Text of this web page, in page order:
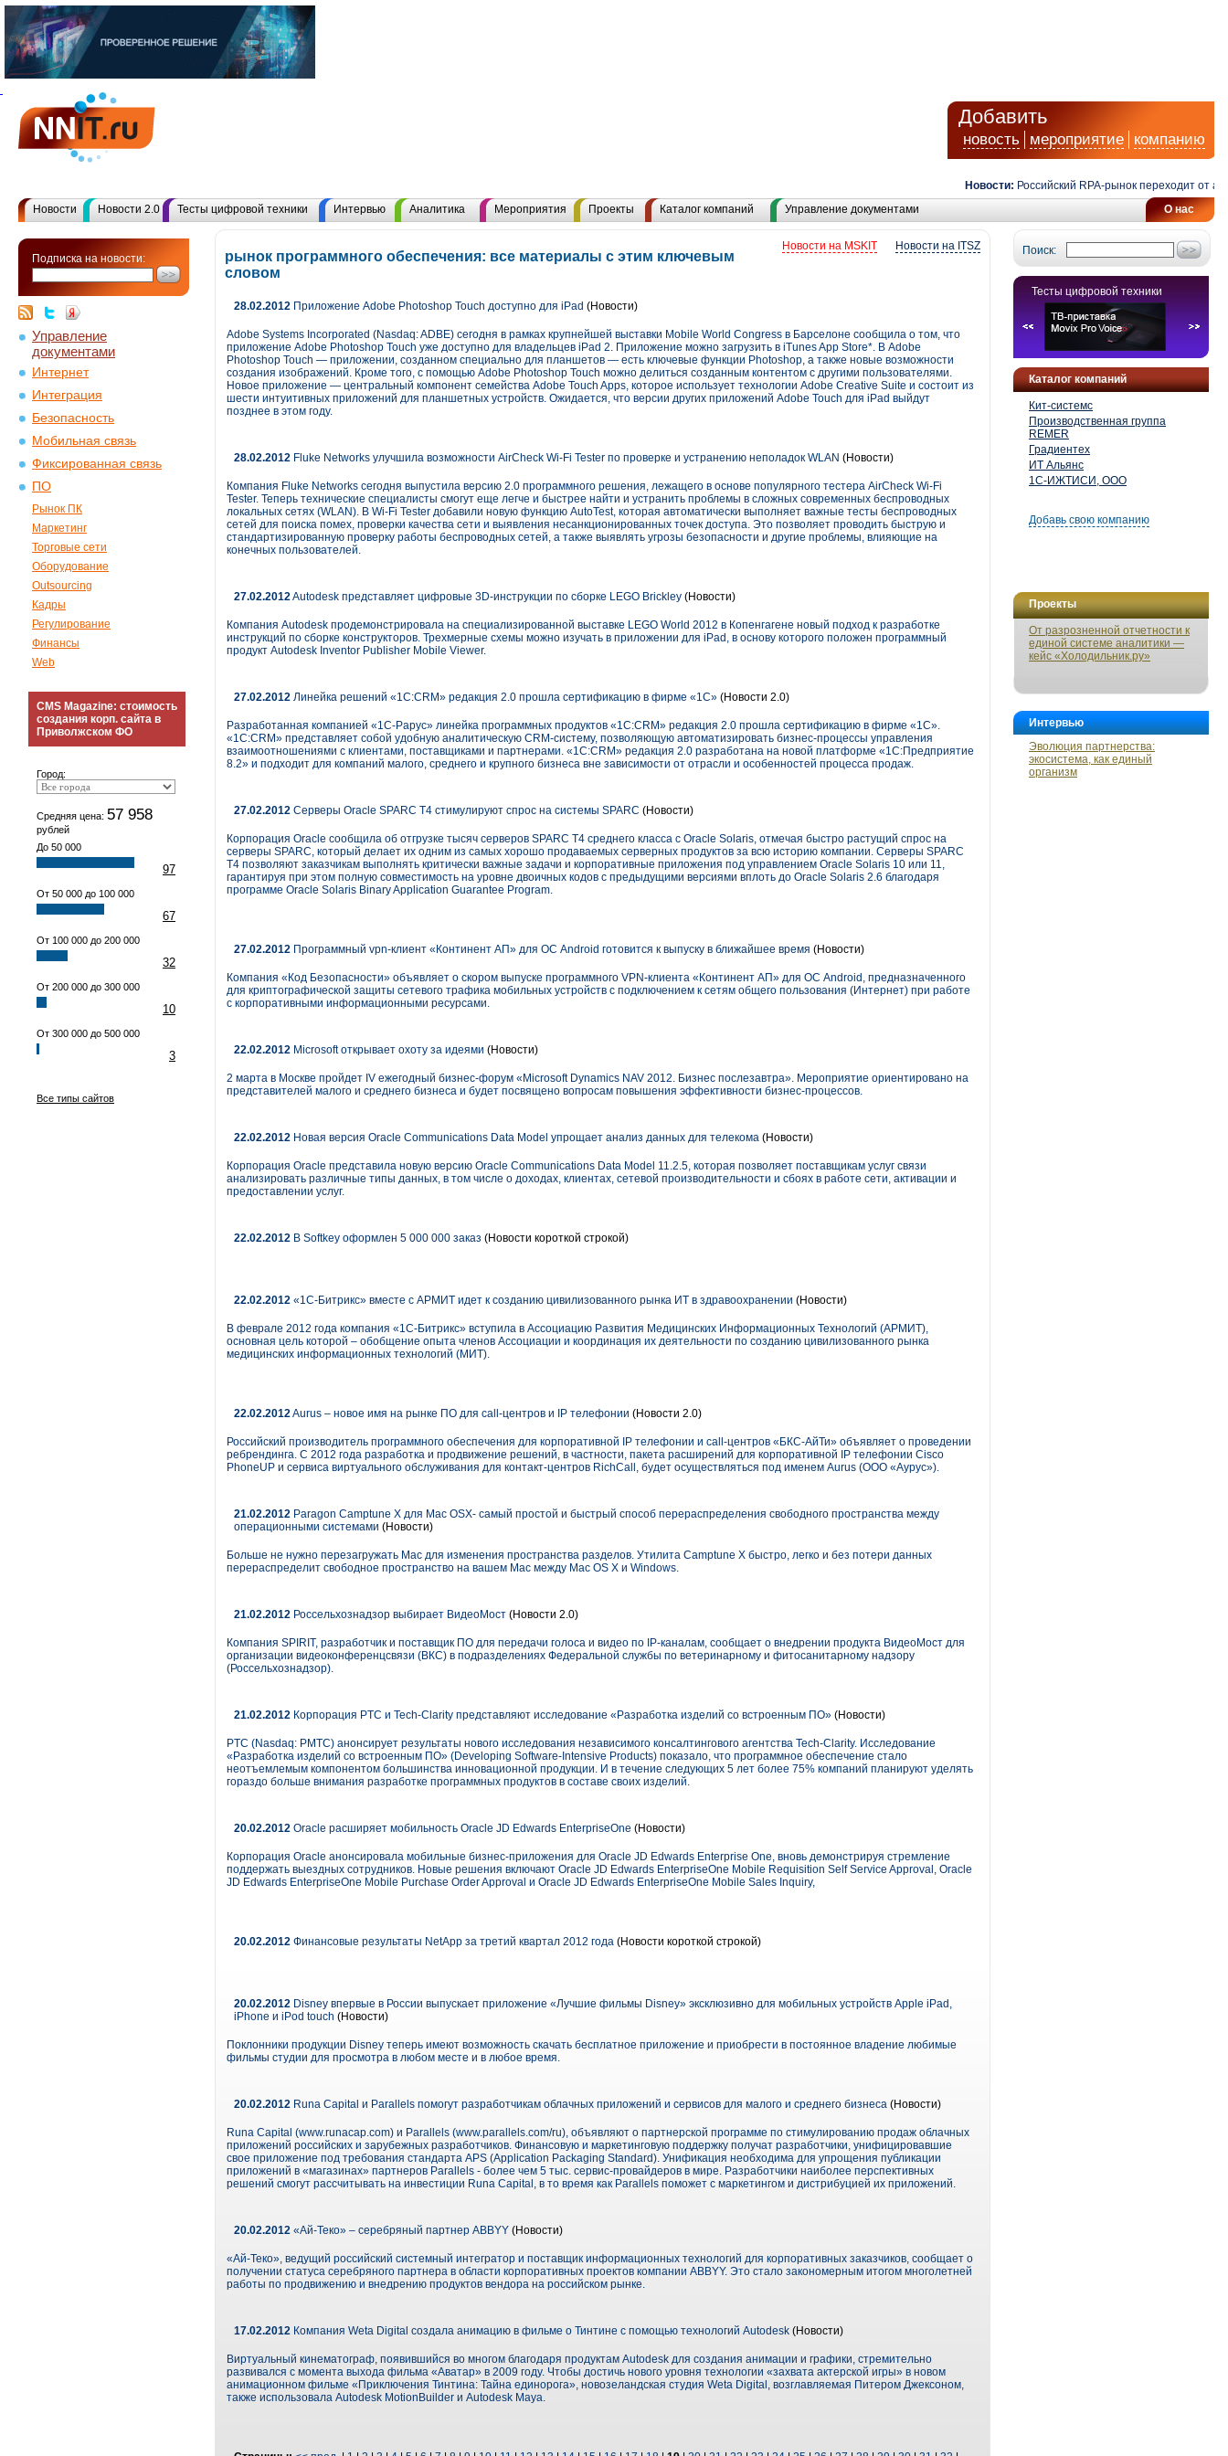
Добавить
новость мероприятие компанию
Новости: Российский RPA-рынок переходит от
О нас
Новости Новости 2.0 Тесты цифровой техники Интервью Аналитика Мероприятия Проекты Каталог компаний Управление документами
Подписка на новости:
Управление
документами
Интернет
Интеграция
Безопасность
Мобильная связь
Фиксированная связь
ПО
Рынок ПК
Маркетинг
Торговые сети
Оборудование
Outsourcing
Кадры
Регулирование
Финансы
Web
CMS Magazine: стоимость
создания корп. сайта в
Приволжском ФО
Город:
Средняя цена: 57 958
рублей
До 50 000
97
От 50 000 до 100 000
67
От 100 000 до 200 000
32
От 200 000 до 300 000
10
От 300 000 до 500 000
3
Все типы сайтов
Поиск:
Тесты цифровой техники
Каталог компаний
Кит-системс
Производственная группа
REMER
Градиентех
ИТ Альянс
1С-ИЖТИСИ, ООО
Добавь свою компанию
Проекты
От разрозненной отчетности к
единой системе аналитики —
кейс «Холодильник.ру»
Интервью
Эволюция партнерства:
экосистема, как единый
организм
Новости на ITSZ
Новости на MSKIT
рынок программного обеспечения: все материалы с этим ключевым
словом
28.02.2012 Приложение Adobe Photoshop Touch доступно для iPad (Новости)
Adobe Systems Incorporated (Nasdaq: ADBE) сегодня в рамках крупнейшей выставки Mobile World Congress в Барселоне сообщила о том, что
приложение Adobe Photoshop Touch уже доступно для владельцев iPad 2. Приложение можно загрузить в iTunes App Store*. В Adobe
Photoshop Touch — приложении, созданном специально для планшетов — есть ключевые функции Photoshop, а также новые возможности
создания изображений. Кроме того, с помощью Adobe Photoshop Touch можно делиться созданным контентом с другими пользователями.
Новое приложение — центральный компонент семейства Adobe Touch Apps, которое использует технологии Adobe Creative Suite и состоит из
шести интуитивных приложений для планшетных устройств. Ожидается, что версии других приложений Adobe Touch для iPad выйдут
позднее в этом году.
28.02.2012 Fluke Networks улучшила возможности AirCheck Wi-Fi Tester по проверке и устранению неполадок WLAN (Новости)
Компания Fluke Networks сегодня выпустила версию 2.0 программного решения, лежащего в основе популярного тестера AirCheck Wi-Fi
Tester. Теперь технические специалисты смогут еще легче и быстрее найти и устранить проблемы в сложных современных беспроводных
локальных сетях (WLAN). В Wi-Fi Tester добавили новую функцию AutoTest, которая автоматически выполняет важные тесты беспроводных
сетей для поиска помех, проверки качества сети и выявления несанкционированных точек доступа. Это позволяет проводить быструю и
стандартизированную проверку работы беспроводных сетей, а также выявлять угрозы безопасности и другие проблемы, влияющие на
конечных пользователей.
27.02.2012Autodesk представляет цифровые 3D-инструкции по сборке LEGO Brickley (Новости)
Компания Autodesk продемонстрировала на специализированной выставке LEGO World 2012 в Копенгагене новый подход к разработке
инструкций по сборке конструкторов. Трехмерные схемы можно изучать в приложении для iPad, в основу которого положен программный
продукт Autodesk Inventor Publisher Mobile Viewer.
27.02.2012 Линейка решений «1С:CRM» редакция 2.0 прошла сертификацию в фирме «1С» (Новости 2.0)
Разработанная компанией «1С-Рарус» линейка программных продуктов «1С:CRM» редакция 2.0 прошла сертификацию в фирме «1С».
«1С:CRM» представляет собой удобную аналитическую CRM-систему, позволяющую автоматизировать бизнес-процессы управления
взаимоотношениями с клиентами, поставщиками и партнерами. «1С:CRM» редакция 2.0 разработана на новой платформе «1С:Предприятие
8.2» и подходит для компаний малого, среднего и крупного бизнеса вне зависимости от отрасли и особенностей процесса продаж.
27.02.2012 Серверы Oracle SPARC T4 стимулируют спрос на системы SPARC (Новости)
Корпорация Oracle сообщила об отгрузке тысяч серверов SPARC T4 среднего класса с Oracle Solaris, отмечая быстро растущий спрос на
серверы SPARC, который делает их одним из самых хорошо продаваемых серверных продуктов за всю историю компании. Серверы SPARC
T4 позволяют заказчикам выполнять критически важные задачи и корпоративные приложения под управлением Oracle Solaris 10 или 11,
гарантируя при этом полную совместимость на уровне двоичных кодов с предыдущими версиями вплоть до Oracle Solaris 2.6 благодаря
программе Oracle Solaris Binary Application Guarantee Program.
27.02.2012 Программный vpn-клиент «Континент АП» для ОС Android готовится к выпуску в ближайшее время (Новости)
Компания «Код Безопасности» объявляет о скором выпуске программного VPN-клиента «Континент АП» для ОС Android, предназначенного
для криптографической защиты сетевого трафика мобильных устройств с подключением к сетям общего пользования (Интернет) при работе
с корпоративными информационными ресурсами.
22.02.2012 Microsoft открывает охоту за идеями (Новости)
2 марта в Москве пройдет IV ежегодный бизнес-форум «Microsoft Dynamics NAV 2012. Бизнес послезавтра». Мероприятие ориентировано на
представителей малого и среднего бизнеса и будет посвящено вопросам повышения эффективности бизнес-процессов.
22.02.2012 Новая версия Oracle Communications Data Model упрощает анализ данных для телекома (Новости)
Корпорация Oracle представила новую версию Oracle Communications Data Model 11.2.5, которая позволяет поставщикам услуг связи
анализировать различные типы данных, в том числе о доходах, клиентах, сетевой производительности и сбоях в работе сети, активации и
предоставлении услуг.
22.02.2012 В Softkey оформлен 5 000 000 заказ (Новости короткой строкой)
22.02.2012 «1С-Битрикс» вместе с АРМИТ идет к созданию цивилизованного рынка ИТ в здравоохранении (Новости)
В феврале 2012 года компания «1С-Битрикс» вступила в Ассоциацию Развития Медицинских Информационных Технологий (АРМИТ),
основная цель которой – обобщение опыта членов Ассоциации и координация их деятельности по созданию цивилизованного рынка
медицинских информационных технологий (МИТ).
22.02.2012Aurus – новое имя на рынке ПО для call-центров и IP телефонии (Новости 2.0)
Российский производитель программного обеспечения для корпоративной IP телефонии и call-центров «БКС-АйТи» объявляет о проведении
ребрендинга. С 2012 года разработка и продвижение решений, в частности, пакета расширений для корпоративной IP телефонии Cisco
PhoneUP и сервиса виртуального обслуживания для контакт-центров RichCall, будет осуществляться под именем Aurus (ООО «Аурус»).
21.02.2012 Paragon Camptune X для Mac OSX- самый простой и быстрый способ перераспределения свободного пространства между
операционными системами (Новости)
Больше не нужно перезагружать Mac для изменения пространства разделов. Утилита Camptune X быстро, легко и без потери данных
перераспределит свободное пространство на вашем Mac между Mac OS X и Windows.
21.02.2012 Россельхознадзор выбирает ВидеоМост (Новости 2.0)
Компания SPIRIT, разработчик и поставщик ПО для передачи голоса и видео по IP-каналам, сообщает о внедрении продукта ВидеоМост для
организации видеоконференцсвязи (ВКС) в подразделениях Федеральной службы по ветеринарному и фитосанитарному надзору
(Россельхознадзор).
21.02.2012 Корпорация PTC и Tech-Clarity представляют исследование «Разработка изделий со встроенным ПО» (Новости)
PTC (Nasdaq: PMTC) анонсирует результаты нового исследования независимого консалтингового агентства Tech-Clarity. Исследование
«Разработка изделий со встроенным ПО» (Developing Software-Intensive Products) показало, что программное обеспечение стало
неотъемлемым компонентом большинства инновационной продукции. И в течение следующих 5 лет более 75% компаний планируют уделять
гораздо больше внимания разработке программных продуктов в составе своих изделий.
20.02.2012 Oracle расширяет мобильность Oracle JD Edwards EnterpriseOne (Новости)
Корпорация Oracle анонсировала мобильные бизнес-приложения для Oracle JD Edwards Enterprise One, вновь демонстрируя стремление
поддержать выездных сотрудников. Новые решения включают Oracle JD Edwards EnterpriseOne Mobile Requisition Self Service Approval, Oracle
JD Edwards EnterpriseOne Mobile Purchase Order Approval и Oracle JD Edwards EnterpriseOne Mobile Sales Inquiry,
20.02.2012 Финансовые результаты NetApp за третий квартал 2012 года (Новости короткой строкой)
20.02.2012 Disney впервые в России выпускает приложение «Лучшие фильмы Disney» эксклюзивно для мобильных устройств Apple iPad,
iPhone и iPod touch (Новости)
Поклонники продукции Disney теперь имеют возможность скачать бесплатное приложение и приобрести в постоянное владение любимые
фильмы студии для просмотра в любом месте и в любое время.
20.02.2012 Runa Capital и Parallels помогут разработчикам облачных приложений и сервисов для малого и среднего бизнеса (Новости)
Runa Capital (www.runacap.com) и Parallels (www.parallels.com/ru), объявляют о партнерской программе по стимулированию продаж облачных
приложений российских и зарубежных разработчиков. Финансовую и маркетинговую поддержку получат разработчики, унифицировавшие
свое приложение под требования стандарта APS (Application Packaging Standard). Унификация необходима для упрощения публикации
приложений в «магазинах» партнеров Parallels - более чем 5 тыс. сервис-провайдеров в мире. Разработчики наиболее перспективных
решений смогут рассчитывать на инвестиции Runa Capital, в то время как Parallels поможет с маркетингом и дистрибуцией их приложений.
20.02.2012 «Ай-Теко» – серебряный партнер ABBYY (Новости)
«Ай-Теко», ведущий российский системный интегратор и поставщик информационных технологий для корпоративных заказчиков, сообщает о
получении статуса серебряного партнера в области корпоративных проектов компании ABBYY. Это стало закономерным итогом многолетней
работы по продвижению и внедрению продуктов вендора на российском рынке.
17.02.2012 Компания Weta Digital создала анимацию в фильме о Тинтине с помощью технологий Autodesk (Новости)
Виртуальный кинематограф, появившийся во многом благодаря продуктам Autodesk для создания анимации и графики, стремительно
развивался с момента выхода фильма «Аватар» в 2009 году. Чтобы достичь нового уровня технологии «захвата актерской игры» в новом
анимационном фильме «Приключения Тинтина: Тайна единорога», новозеландская студия Weta Digital, возглавляемая Питером Джексоном,
также использовала Autodesk MotionBuilder и Autodesk Maya.